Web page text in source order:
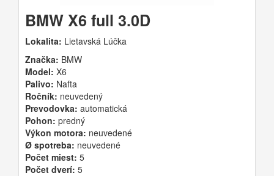
BMW X6 full 3.0D
Lokalita: Lietavská Lúčka
Značka: BMW
Model: X6
Palivo: Nafta
Ročník: neuvedený
Prevodovka: automatická
Pohon: predný
Výkon motora: neuvedené
Ø spotreba: neuvedené
Počet miest: 5
Počet dverí: 5